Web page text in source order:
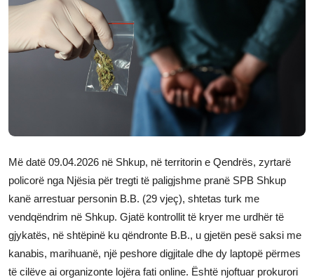
SPORT
SHENDETI
Shqip
Më datë 09.04.2026 në Shkup, në territorin e Qendrës, zyrtarë
policorë nga Njësia për tregti të paligjshme pranë SPB Shkup
kanë arrestuar personin B.B. (29 vjeç), shtetas turk me
vendqëndrim në Shkup. Gjatë kontrollit të kryer me urdhër të
gjykatës, në shtëpinë ku qëndronte B.B., u gjetën pesë saksi me
kanabis, marihuanë, një peshore digjitale dhe dy laptopë përmes
të cilëve ai organizonte lojëra fati online. Është njoftuar prokurori